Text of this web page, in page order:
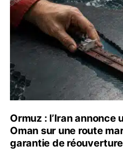
Ormuz : l’Iran annonce
Oman sur une route
garantie de réouverture